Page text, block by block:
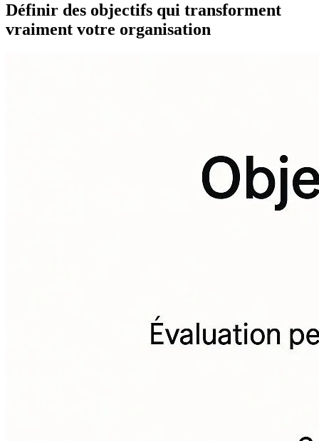
Définir des objectifs qui transforment
vraiment votre organisation